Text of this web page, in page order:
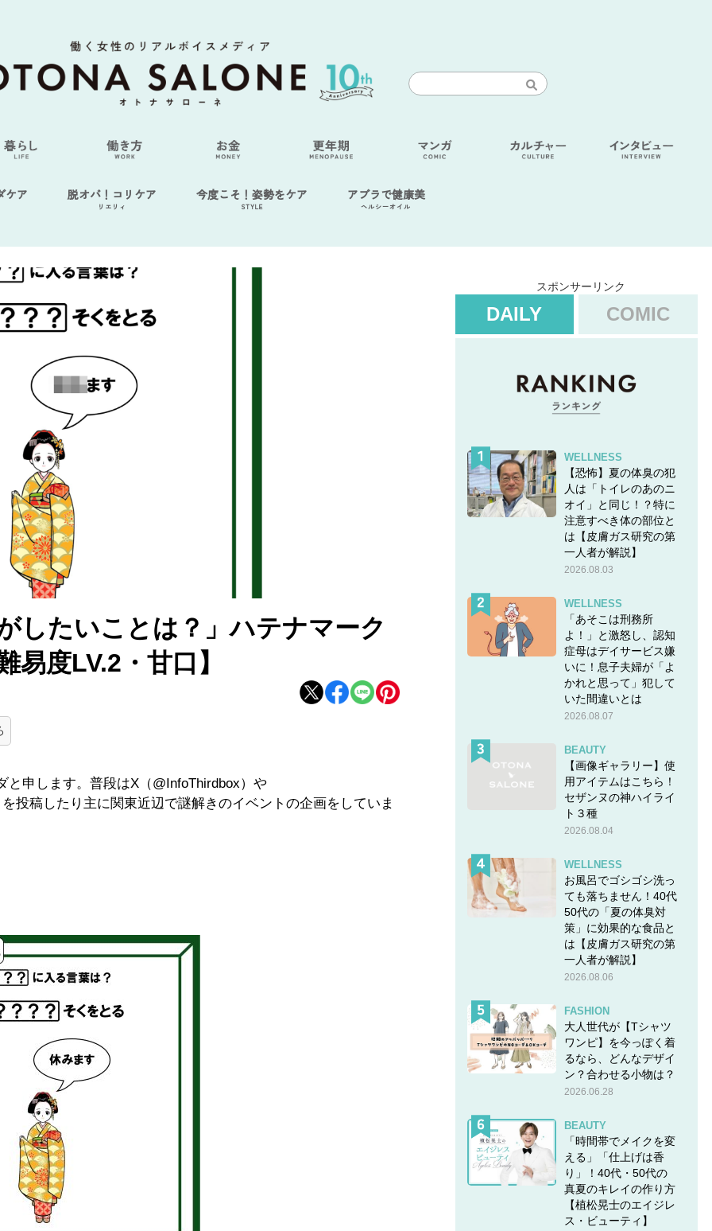
ケア 脱オバ！コリケア
リエリィ
今度こそ！姿勢をケア
STYLE
アブラで健康美
ヘルシーオイル
したいことは？」ハテナマーク
度LV.2・甘口】
申します。普段はX（@InfoThirdbox）や
投稿したり主に関東近辺で謎解きのイベントの企画をしていま
スポンサーリンク
DAILY COMIC
WELLNESS
【恐怖】夏の体臭の犯
人は「トイレのあのニ
オイ」と同じ！？特に
注意すべき体の部位と
は【皮膚ガス研究の第
一人者が解説】
2026.08.03
WELLNESS
「あそこは刑務所
よ！」と激怒し、認知
症母はデイサービス嫌
いに！息子夫婦が「よ
かれと思って」犯して
いた間違いとは
2026.08.07
BEAUTY
【画像ギャラリー】使
用アイテムはこちら！
セザンヌの神ハイライ
ト３種
2026.08.04
WELLNESS
お風呂でゴシゴシ洗っ
ても落ちません！40代
50代の「夏の体臭対
策」に効果的な食品と
は【皮膚ガス研究の第
一人者が解説】
2026.08.06
FASHION
大人世代が【Tシャツ
ワンピ】を今っぽく着
るなら、どんなデザイ
ン？合わせる小物は？
2026.06.28
BEAUTY
「時間帯でメイクを変
える」「仕上げは香
り」！40代・50代の
真夏のキレイの作り方
【植松晃士のエイジレ
ス・ビューティ】